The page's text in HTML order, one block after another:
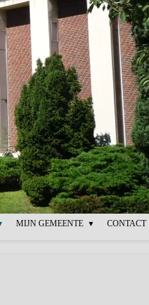
MIJN GEMEENTE CONTACT